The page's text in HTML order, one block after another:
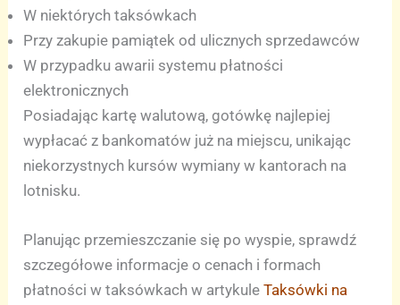
W niektórych taksówkach
Przy zakupie pamiątek od ulicznych sprzedawców
W przypadku awarii systemu płatności
elektronicznych
Posiadając kartę walutową, gotówkę najlepiej
wypłacać z bankomatów już na miejscu, unikając
niekorzystnych kursów wymiany w kantorach na
lotnisku.
Planując przemieszczanie się po wyspie, sprawdź
szczegółowe informacje o cenach i formach
płatności w taksówkach w artykuleTaksówki na